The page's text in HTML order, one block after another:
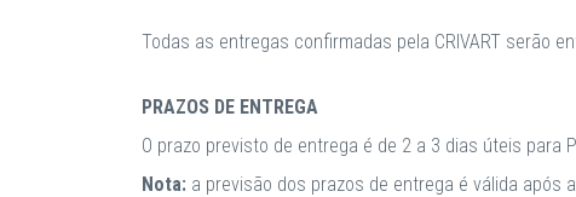
Todas as entregas confirmadas pela CRIVART serão
PRAZOS DE ENTREGA
O prazo previsto de entrega é de 2 a 3 dias úteis para
Nota: a previsão dos prazos de entrega é válida após